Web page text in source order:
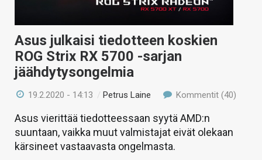
Asus julkaisi tiedotteen koskien
ROG Strix RX 5700 -sarjan
jäähdytysongelmia
19.2.2020 - 14:13 /Petrus Laine Kommentit (40)
Asus vierittää tiedotteessaan syytä AMD:n
suuntaan, vaikka muut valmistajat eivät olekaan
kärsineet vastaavasta ongelmasta.